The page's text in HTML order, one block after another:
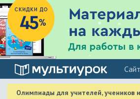
Олимпиады для учителей, учеников